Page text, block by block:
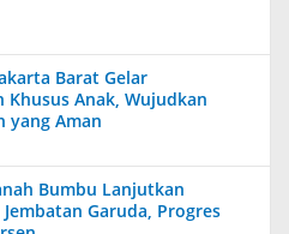
Barat Gelar
Khusus Anak, Wujudkan
yang Aman
Bumbu Lanjutkan
Garuda, Progres